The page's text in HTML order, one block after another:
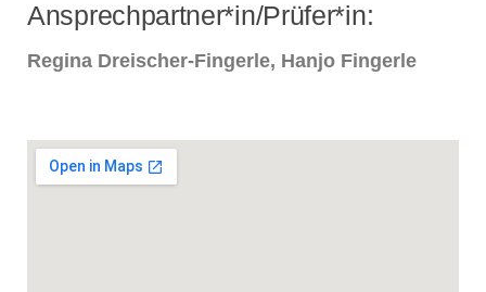
Ansprechpartner*in/Prüfer*in:
Regina Dreischer-Fingerle, Hanjo Fingerle